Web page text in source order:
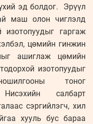
эд болдог. Эрүүл
маш олон чиглэлд
изотопуудыг гаргаж
цөмийн гинжин
ашиглаж цөмийн
изотопуудыг
тоног
салбарт
сэргийлэгч, хил
хууль бус бараа